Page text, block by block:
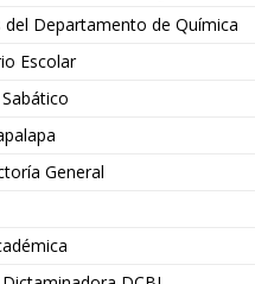
del Departamento de Química
Escolar
General